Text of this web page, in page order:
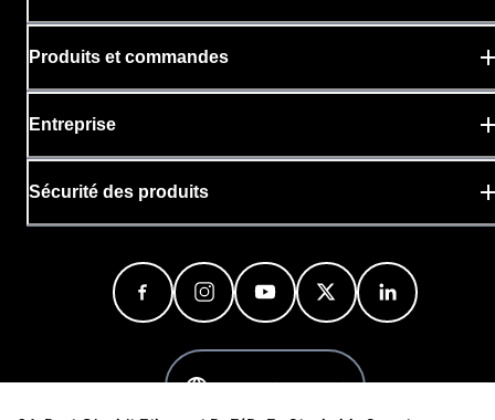
Produits et commandes
Entreprise
Sécurité des produits
Canada (Français)